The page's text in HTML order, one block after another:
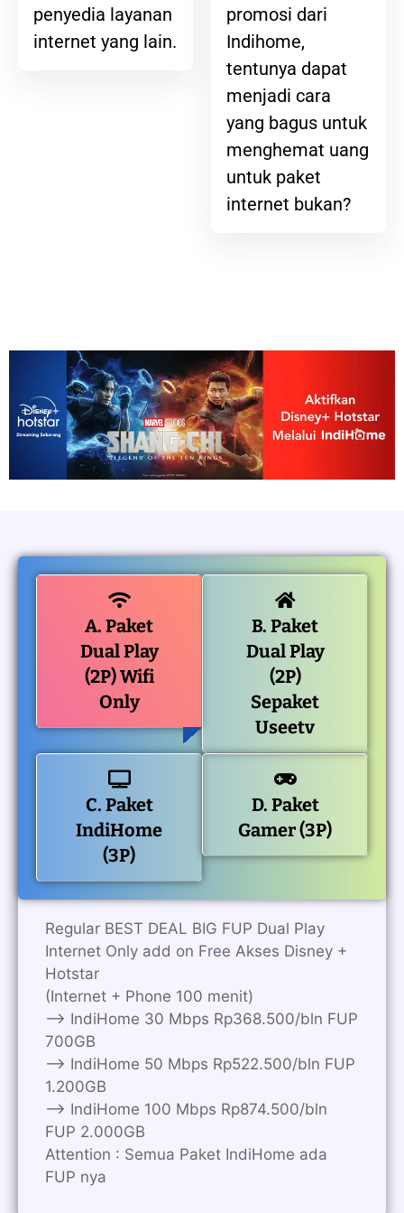
penyedia layanan
internet yang lain.
promosi dari
Indihome,
tentunya dapat
menjadi cara
yang bagus untuk
menghemat uang
untuk paket
internet bukan?
A. Paket
Dual Play
(2P) Wifi
Only
B. Paket
Dual Play
(2P)
Sepaket
Useetv
C. Paket
IndiHome
(3P)
D. Paket
Gamer (3P)
Regular BEST DEAL BIG FUP Dual Play
Internet Only add on Free Akses Disney +
Hotstar
(Internet + Phone 100 menit)
——> IndiHome 30 Mbps Rp368.500/bln FUP
700GB
——> IndiHome 50 Mbps Rp522.500/bln FUP
1.200GB
——> IndiHome 100 Mbps Rp874.500/bln
FUP 2.000GB
Attention : Semua Paket IndiHome ada
FUP nya